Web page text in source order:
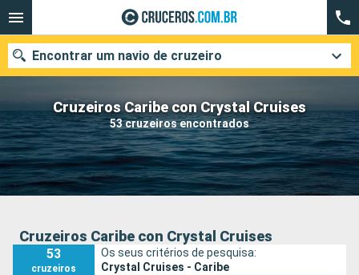
Cruzeiros Caribe con Crystal Cruises
53 cruzeiros encontrados
Encontrar um navio de cruzeiro
Quando ir?
Data de partida
Pesquisar
Cruzeiros Caribe con Crystal Cruises
53
cruzeiros
Os seus critérios de pesquisa:
Crystal Cruises - Caribe